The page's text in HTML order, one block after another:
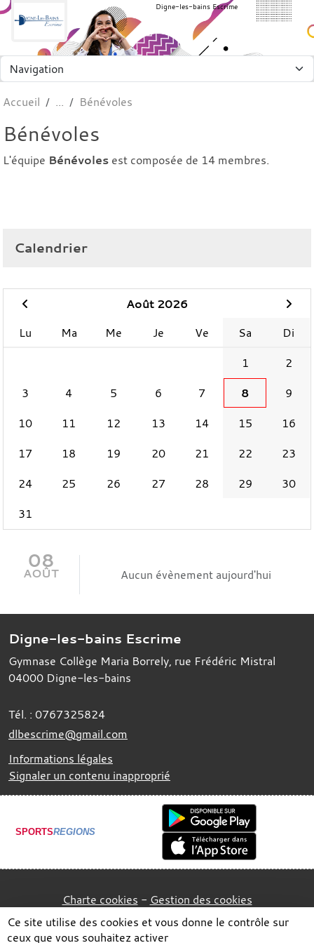
Digne-les-bains Escrime
Accueil Bénévoles
Bénévoles
L'équipe Bénévoles est composée de 14 membres.
Calendrier
Août 2026
Lu
Ma Me Je Ve Sa
Di
1
2
3
4 5 6 7 8
9
10
11 12 13 14 15
16
17
18 19 20 21 22
23
24
25 26 27 28 29
30
31
08
AOÛT Aucun évènement aujourd'hui
Digne-les-bains Escrime
Gymnase Collège Maria Borrely, rue Frédéric Mistral
04000 Digne-les-bains
Tél. : 0767325824
dlbescrime@gmail.com
Informations légales
Signaler un contenu inapproprié
SPORTSREGIONS
Charte cookies Gestion des cookies
Panneau de gestion des cookies
Ce site utilise des cookies et vous donne le contrôle sur
ceux que vous souhaitez activer